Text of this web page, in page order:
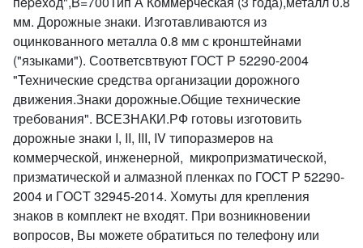
мм. Дорожные знаки. Изготавливаются из
оцинкованного металла 0.8 мм с кронштейнами
("языками"). Соответсвтвуют ГОСТ Р 52290-2004
"Технические средства организации дорожного
движения.Знаки дорожные.Общие технические
требования". ВСЕЗНАКИ.РФ готовы изготовить
дорожные знаки I, II, III, IV типоразмеров на
коммерческой, инженерной, микропризматической,
призматической и алмазной пленках по ГОСТ Р 52290-
2004 и ГOCT 32945-2014. Хомуты для крепления
знаков в комплект не входят. При возникновении
вопросов, Вы можете обратиться по телефону или